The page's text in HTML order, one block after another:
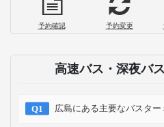
予約確認 予約変更
高速バス・深夜バ
広島にある主要なバスタ